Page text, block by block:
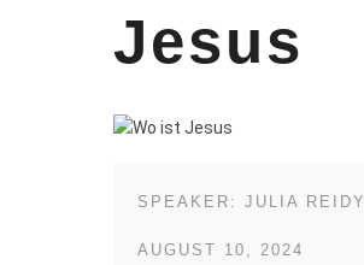
Jesus
SPEAKER: JULIA REIDY
AUGUST 10, 2024